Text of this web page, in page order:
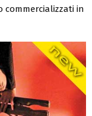
commercializzati in